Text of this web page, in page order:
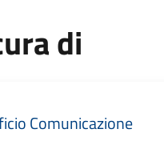
di
Comunicazione